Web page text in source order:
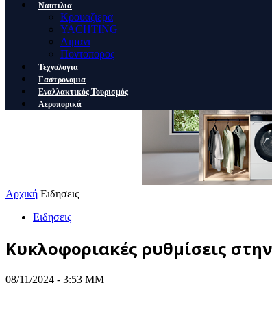
Ναυτιλια
Κρουαζιερα
YACHTING
Λιμανι
Ποντοπορος
Τεχνολογια
Γαστρονομια
Εναλλακτικός Τουρισμός
Αεροπορικά
Αρχική Ειδησεις
Ειδησεις
Κυκλοφοριακές ρυθμίσεις
08/11/2024 - 3:53 ΜΜ